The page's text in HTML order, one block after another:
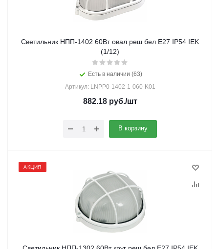
Светильник НПП-1402 60Вт овал реш бел Е27 IP54 IEK
(1/12)
Есть в наличии (63)
Артикул: LNPP0-1402-1-060-K01
882.18руб./шт
В корзину
АКЦИЯ